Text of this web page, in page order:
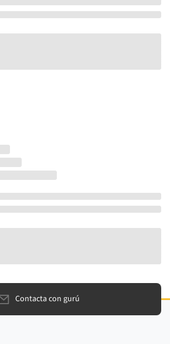
Contacta con gurú